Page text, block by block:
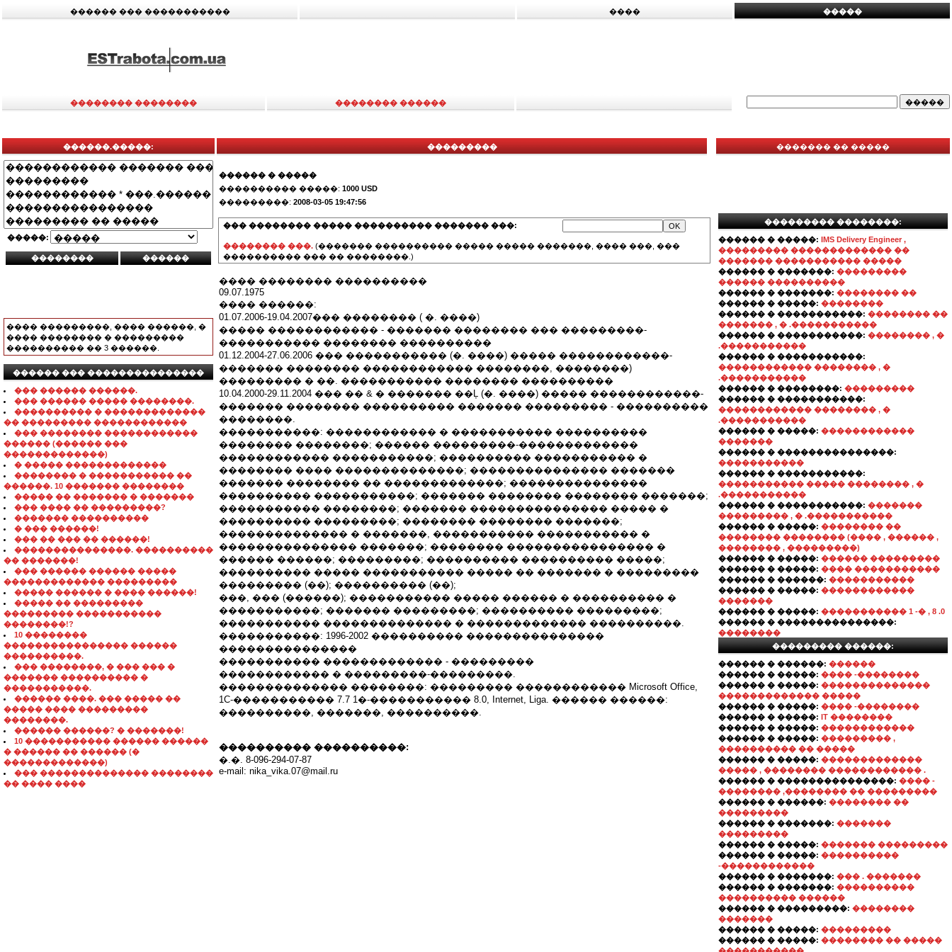
������ ��� ����������� ���� �����
�������� �������� �������� ������
������.�����:
�����:
���� ���������, ���� ������, �
���� �������� � ���������
���������� �� 3 ������.
������ ��� ���������������
��� ������ ������.
��� ������ ����� ��������.
���������� � �������������
�� ��������� ������������
��� �������� ������������
������ (������ ���
�������������)
� ����� �������������
�������� � ����������� ��
������. 10 ������� ��������
����� �� ������� � �������
��� ���� �� ���������?
������� ����������
� ��� ������!
��� �� ��� �� ������!
���������������. ����������
�� �������!
��� ������ ������ �����
������������� ���������
����� ������ � ���� ������!
����� �� ���������
��������� �����������
��������!?
10 ��������
���������������� ������
����������.
��� ��������, � ��� ��� �
������� ���������� �
�����������.
������ ����. ��� ����� ��
����� ���� ���������
��������.
������ ������? � �������!
10 ����������� ������ ������
� ������ �� ������ (�
�������������)
��� �������������� ��������
�� ���� ����
���������
������ � �����
���������� �����: 1000 USD
���������: 2008-03-05 19:47:56
��� �������� ����� ���������� ������� ���:
�������� ���. (������� ���������� ����� ����� �������, ���� ���, ���
���������� ��� �� ��������.)
���� �������� ����������
09.07.1975
���� ������:
01.07.2006-19.04.2007��� �������� ( �. ����)
����� ������������ - ������� �������� ��� ���������-
����������� �������� ����������
01.12.2004-27.06.2006 ��� ����������� (�. ����) ����� ������������-
������� �������� ������������ ��������, ��������)
��������� � ��. ����������� �������� ����������
10.04.2000-29.11.2004 ��� �� & � ������� ��Ļ (�. ����) ����� ������������-
������� �������� ���������� ������� ��������� - ����������
��������.
�����������: ������������ � ����������� ����������
�������� ��������; ������ ���������-�������������
������������ �����������; ���������� ����������� �
�������� ���� ��������������; ��������������� �������
������� �������� �� �������������; ���������������
���������� �����������; ������� �������� �������� �������;
����������� ��������; ������� ��������������� ����� �
���������� ���������; �������� �������� �������;
�������������� � �������, ����������� ����������� �
��������������� �������; �������� ���������������� �
������ ������; ���������; ���������� ���������� �����;
���������� ����� ����������� ����� �� ������� � ���������
��������� (��); ���������� (��);
���, ��� (������); ����������� ����� ������ � ���������� �
�����������; ������� ���������; ���������� ���������;
����������� �������������� � ������������� ����������.
�����������: 1996-2002 ���������� ���������������
���������������
����������� ������������� - ���������
������������ � ���������-���������.
�������������� ��������: ��������� ������������ Microsoft Office,
1C-����������� 7.7 1�-����������� 8.0, Internet, Liga. ������ ������:
����������, �������, ����������.
���������� ����������:
�.�. 8-096-294-07-87
e-mail: nika_vika.07@mail.ru
������� �� �����
��������� ��������:
������ � �����: IMS Delivery Engineer ,
��������� ������������� ��
������� ����������� �����
������ � �������: ���������
������ ����������
������ � �������: �������� ��
������ � �����: ��������
������ � �����������: �������� ��
������� , � .�����������
������ � �����������: �������� , �
.�����������
������ � �����������:
������������ �������� , �
.�����������
������ � ��������: ���������
������ � �����������:
������������ �������� , �
.�����������
������ � �����: ������������
�������
������ � ���������������:
�����������
������ � �����������:
����������� ����� �������� , �
.�����������
������ � �����������: �������
��������� , � .�����������
������ � �����: �������� ��
�������� �������� (���� , ������ ,
�������� , ���������)
������ � �����: ������ ���������
������ � �����: ���� �����������
������ � ������: �����������
������ � �����: ������������
�������
������ � �����: ����������� 1 -� , 8 .0
������ � ���������������:
��������
��������� ������:
������ � ������: ������
������ � �����: ���� -��������
������ � �����: ��������������
������������� �����
������ � �����: ���� -��������
������ � �����: IT ��������
������ � �����: ������������
������ � �����: ��������� ,
���������� �� �����
������ � �����: �������������
����� , �������� ������������ .
������ � ���������������: ���� -
�������� ,�������� �� ���������
������ � ������: �������� ��
���������
������ � �������: �������
���������
������ � �����: ������� ���������
������ � �����: ����������
-������������
������ � �������: ��� . �������
������ � �������: ����������
���������� ������
������ � ���������: ��������
�������
������ � �����: ���������
������ � �����: �������� �� �����